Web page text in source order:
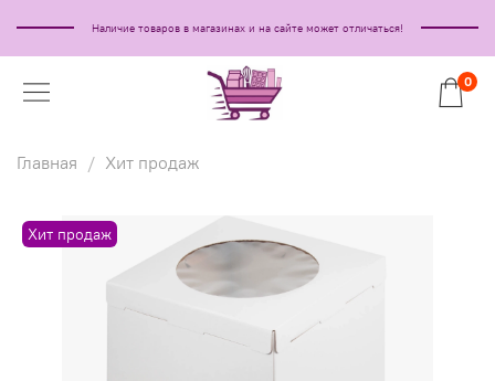
Наличие товаров в магазинах и на сайте может отличаться!
0
Главная Хит продаж
Хит продаж